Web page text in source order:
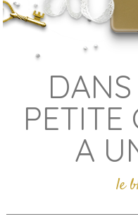
PETITE
A
le